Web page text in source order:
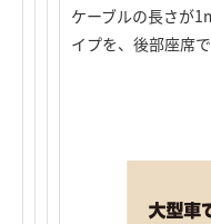
ケーブルの長さが
イプを、後部座席